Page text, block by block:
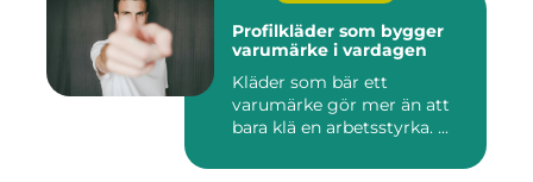
Profilkläder som bygger
varumärke i vardagen
Kläder som bär ett
varumärke gör mer än att
bara klä en arbetsstyrka. ...